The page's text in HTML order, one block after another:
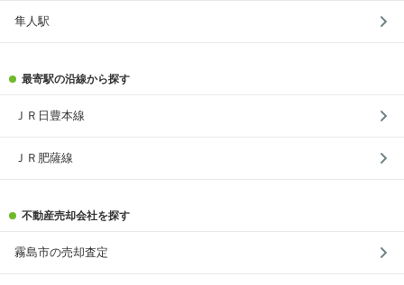
隼人駅
最寄駅の沿線から探す
ＪＲ日豊本線
ＪＲ肥薩線
不動産売却会社を探す
霧島市の売却査定